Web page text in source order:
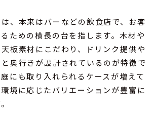
、本来はバーなどの飲食店で、お客
ための横長の台を指します。木材や
板素材にこだわり、ドリンク提供や
奥行きが設計されているのが特徴で
にも取り入れられるケースが増えて
境に応じたバリエーションが豊富に